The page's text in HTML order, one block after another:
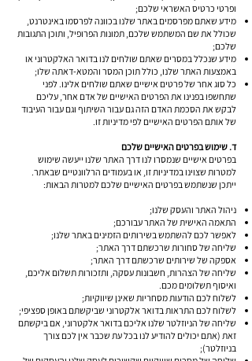
ופרטי כרטיס האשראי שלכם;
מידע שאתם מפרסמים באתר שלנו בכוונה לפרסמו באינטרנט,
שכולל את שם המשתמש שלכם, תמונות הפרופיל, ותוכן התגובות
שלכם;
מידע שנכלל במסרים שאתם שולחים לנו בדואר האלקטרוני או
באמצעות האתר שלנו, כולל תוכן המסר והמטא-דאתה שלו;
כל סוג אחר של פרטים אישיים שאתם שולחים אלינו. לפני
שתחשפו בפנינו את הפרטים האישיים של אדם אחר, עליכם
לבקש את הסכמת האדם הזה גם עבור השיתוף וגם עבור העיבוד
של אותם הפרטים האישיים לפי מדיניות זו.
ד. שימוש בפרטים האישיים שלכם
בפרטים אישיים שנמסרו לנו דרך האתר שלנו ייעשה שימוש
למטרות שצוינו במדיניות זו, או בעמודים הרלוונטיים שבאתר.
ייתכן שנשתמש בפרטים האישיים שלכם למטרות הבאות:
ניהול האתר והעסק שלנו;
התאמה האישית של האתר עבורכם;
לאפשר לכם להשתמש בשירותים הזמינים באתר שלנו;
שליחה של סחורות שרכשתם דרך האתר;
אספקה של שירותים שרכשתם דרך האתר;
שליחה של הצהרות, חשבונות עסקה, ותזכורות תשלום אליכם,
ואיסוף תשלומים מכם.
לשלוח לכם הודעות מסחריות שאינן שיווקיות;
לשלוח לכם התראות בדואר אלקטרוני שביקשתם באופן ספציפי;
שליחה של הניוזלטר שלנו אליכם בדואר אלקטרוני, אם ביקשתם
זאת (אתם יכולים להודיע לנו בכל עת שכבר אין לכם צורך
בניוזלטר);